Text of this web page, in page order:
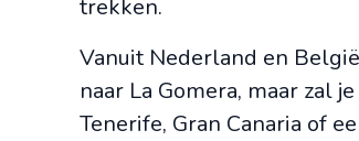
trekken.
Vanuit Nederland en
naar La Gomera, maar zal
Tenerife, Gran Canaria of